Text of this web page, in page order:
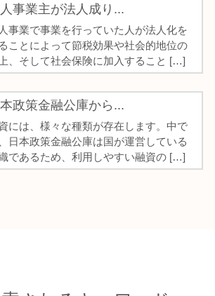
事業主が法人成り...
事業で事業を行っていた人が法人化を
ことによって節税効果や社会的地位の
、そして社会保険に加入すること […]
本政策金融公庫から...
には、様々な種類が存在します。中で
日本政策金融公庫は国が運営している
であるため、利用しやすい融資の […]